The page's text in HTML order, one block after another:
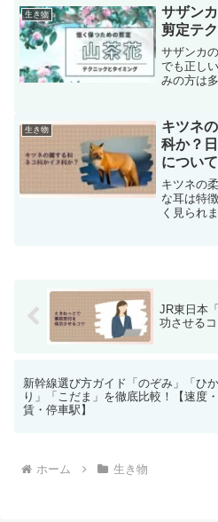
中には小
の人が思
生き物
サザン
剪定テ
サザンカ
でも正し
みの方は
さを低く
適期に行
生き物
キツネ
科か？
について
キツネの
な耳は特
く見られ
主な餌と
てはいけ
JR東日本
功させる
新幹線選び方ガイド「のぞみ」「ひか
り」「こだま」を徹底比較！【速度
賃・停車駅】
ホーム 生き物